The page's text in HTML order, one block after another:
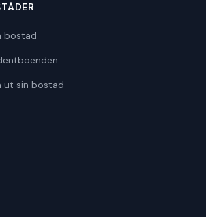
bostad
ut sin bostad